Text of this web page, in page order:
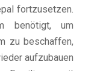
fortzusetzen.
benötigt, um
zu beschaffen,
aufzubauen